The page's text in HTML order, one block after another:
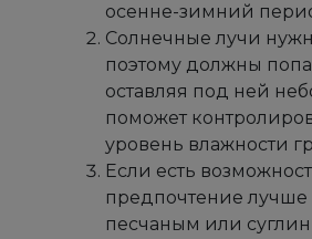
осенне-зимний
Солнечные лучи
поэтому должны
оставляя под ней
поможет
уровень влажности
Если есть
предпочтение лучше
песчаным или